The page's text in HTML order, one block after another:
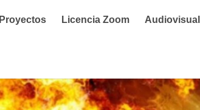
Proyectos Licencia Zoom